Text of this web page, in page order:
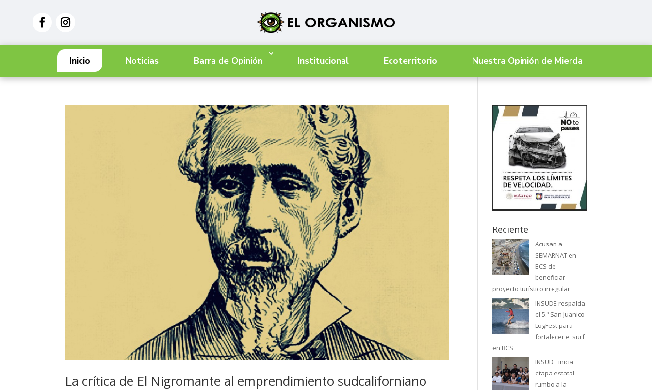
Inicio Noticias Barra de Opinión Institucional Ecoterritorio Nuestra Opinión de Mierda
La crítica de El Nigromante al emprendimiento sudcaliforniano
Reciente
Acusan a
SEMARNAT en
BCS de
beneficiar
proyecto turístico irregular
INSUDE respalda
el 5.º San Juanico
LogFest para
fortalecer el surf
en BCS
INSUDE inicia
etapa estatal
rumbo a la